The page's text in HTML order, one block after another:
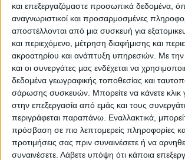
και επεξεργαζόμαστε προσωπικά δεδομένα,
αναγνωριστικοί και προσαρμοσμένες
αποστέλλονται από μια συσκευή για
και περιεχόμενο, μέτρηση διαφήμισης και
ακροατηρίου και ανάπτυξη υπηρεσιών. Με την
και οι συνεργάτες μας ενδέχεται να
δεδομένα γεωγραφικής τοποθεσίας και
σάρωσης συσκευών. Μπορείτε να κάνετε κλικ
στην επεξεργασία από εμάς και τους
περιγράφεται παραπάνω. Εναλλακτικά,
πρόσβαση σε πιο λεπτομερείς πληροφορίες
προτιμήσεις σας πριν συναινέσετε ή να
συναινέσετε. Λάβετε υπόψη ότι κάποια
Ακόμη ο κ. Κουρέτας ανέφερε
φράγματα όπως αυτό της
Ενιπέα, του Μουζακίου και της
έπρεπε να έχουν ήδη
και 10-15 χρόνια ώστε ο
να μην αντιμετωπίζει τα έντονα
προβλήματα λειψυδρίας αλλά
πλημμυρών.